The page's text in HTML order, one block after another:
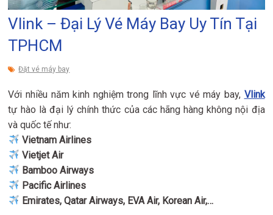
Vlink – Đại Lý Vé Máy Bay Uy Tín Tại
TPHCM
Đặt vé máy bay
Với nhiều năm kinh nghiệm trong lĩnh vực vé máy bay, Vlink
tự hào là đại lý chính thức của các hãng hàng không nội địa
và quốc tế như:
Vietnam Airlines
Vietjet Air
Bamboo Airways
Pacific Airlines
Emirates, Qatar Airways, EVA Air, Korean Air,…